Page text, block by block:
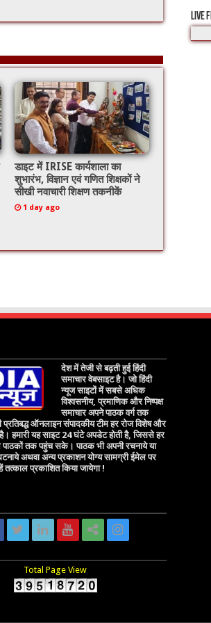
डाइट में IRISE कार्यशाला का
शुभारंभ, विज्ञान एवं गणित शिक्षकों ने
सीखी नवाचारी शिक्षण तकनीकें
1 day ago
LIVE
देश में तेजी से बढ़ती हुई हिंदी
समाचार वेबसाइट है। जो हिंदी
न्यूज साइटों में सबसे अधिक
विश्वसनीय, प्रमाणिक और निष्पक्ष
समाचार अपने पाठक वर्ग तक
प्रतिबद्ध ऑनलाइन संपादकीय टीम हर रोज विशेष और
हमारी यह साइट 24 घंटे अपडेट होती है, जिससे हर
पाठकों तक पहुंच सके। पाठक भी अपनी रचनाये या
अथवा अन्य प्रकाशन योग्य सामग्री ईमेल पर
प्रकाशित किया जायेगा !
Total Page View